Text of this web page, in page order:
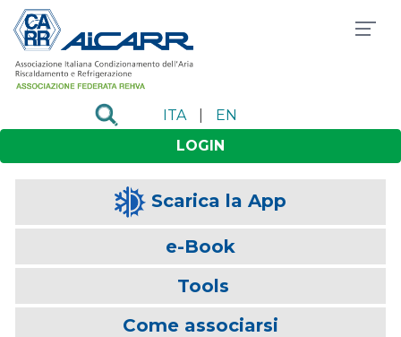
ITA
EN
LOGIN
Scarica la App
e-Book
Tools
Come associarsi